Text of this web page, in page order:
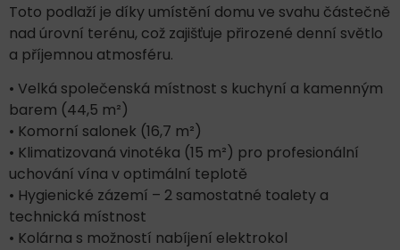
Toto podlaží je díky umístění domu ve svahu částečně
nad úrovní terénu, což zajišťuje přirozené denní světlo
a příjemnou atmosféru.
• Velká společenská místnost s kuchyní a kamenným
barem (44,5 m²)
• Komorní salonek (16,7 m²)
• Klimatizovaná vinotéka (15 m²) pro profesionální
uchování vína v optimální teplotě
• Hygienické zázemí – 2 samostatné toalety a
technická místnost
• Kolárna s možností nabíjení elektrokol